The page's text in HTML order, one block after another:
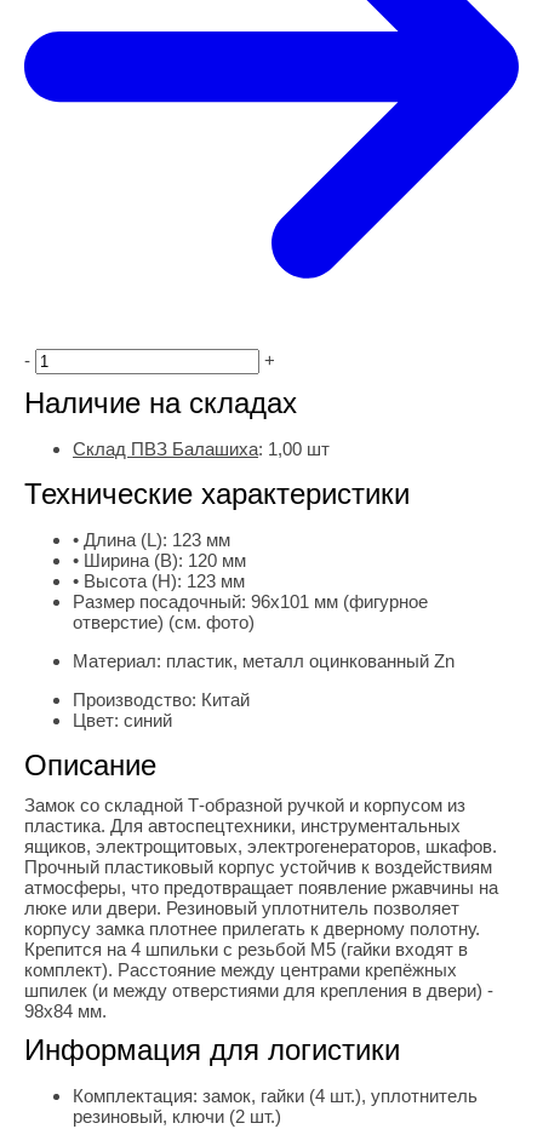
- +
Наличие на складах
Склад ПВЗ Балашиха: 1,00 шт
Технические характеристики
• Длина (L): 123 мм
• Ширина (B): 120 мм
• Высота (H): 123 мм
Размер посадочный: 96х101 мм (фигурное
отверстие) (см. фото)
Материал: пластик, металл оцинкованный Zn
Производство: Китай
Цвет: синий
Описание
Замок со складной Т-образной ручкой и корпусом из
пластика. Для автоспецтехники, инструментальных
ящиков, электрощитовых, электрогенераторов, шкафов.
Прочный пластиковый корпус устойчив к воздействиям
атмосферы, что предотвращает появление ржавчины на
люке или двери. Резиновый уплотнитель позволяет
корпусу замка плотнее прилегать к дверному полотну.
Крепится на 4 шпильки с резьбой М5 (гайки входят в
комплект). Расстояние между центрами крепёжных
шпилек (и между отверстиями для крепления в двери) -
98х84 мм.
Информация для логистики
Комплектация: замок, гайки (4 шт.), уплотнитель
резиновый, ключи (2 шт.)